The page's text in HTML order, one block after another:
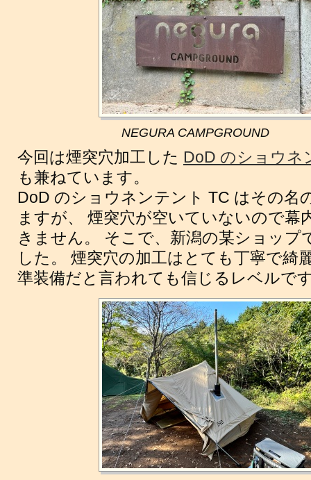
NEGURA CAMPGROUND
今回は煙突穴加工した DoD のショウネ
も兼ねています。
DoD のショウネンテント TC はその名
ますが、 煙突穴が空いていないので幕
きません。 そこで、新潟の某ショップ
した。 煙突穴の加工はとても丁寧で綺
準装備だと言われても信じるレベルで